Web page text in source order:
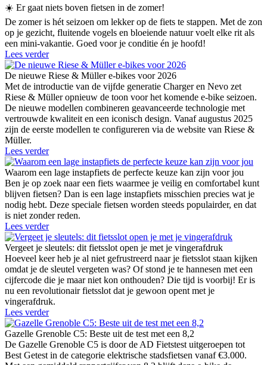
☀️ Er gaat niets boven fietsen in de zomer!
De zomer is hét seizoen om lekker op de fiets te stappen. Met de zon
op je gezicht, fluitende vogels en bloeiende natuur voelt elke rit als
een mini-vakantie. Goed voor je conditie én je hoofd!
Lees verder
De nieuwe Riese & Müller e-bikes voor 2026
Met de introductie van de vijfde generatie Charger en Nevo zet
Riese & Müller opnieuw de toon voor het komende e-bike seizoen.
De nieuwe modellen combineren geavanceerde technologie met
vertrouwde kwaliteit en een iconisch design. Vanaf augustus 2025
zijn de eerste modellen te configureren via de website van Riese &
Müller.
Lees verder
Waarom een lage instapfiets de perfecte keuze kan zijn voor jou
Ben je op zoek naar een fiets waarmee je veilig en comfortabel kunt
blijven fietsen? Dan is een lage instapfiets misschien precies wat je
nodig hebt. Deze speciale fietsen worden steeds populairder, en dat
is niet zonder reden.
Lees verder
Vergeet je sleutels: dit fietsslot open je met je vingerafdruk
Hoeveel keer heb je al niet gefrustreerd naar je fietsslot staan kijken
omdat je de sleutel vergeten was? Of stond je te hannesen met een
cijfercode die je maar niet kon onthouden? Die tijd is voorbij! Er is
nu een revolutionair fietsslot dat je gewoon opent met je
vingerafdruk.
Lees verder
Gazelle Grenoble C5: Beste uit de test met een 8,2
De Gazelle Grenoble C5 is door de AD Fietstest uitgeroepen tot
Best Getest in de categorie elektrische stadsfietsen vanaf €3.000.